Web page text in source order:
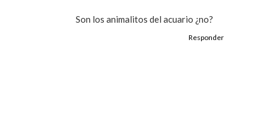
Son los animalitos del acuario ¿no?
Responder